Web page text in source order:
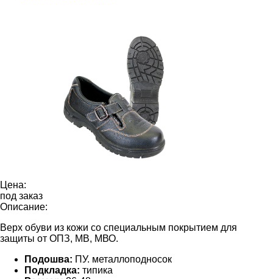
Цена:
под заказ
Описание:
Верх обуви из кожи со специальным покрытием для
защиты от ОПЗ, МВ, МВО.
Подошва: ПУ. металлоподносок
Подкладка: типика